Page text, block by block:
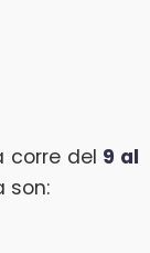
corre del 9 al
son: